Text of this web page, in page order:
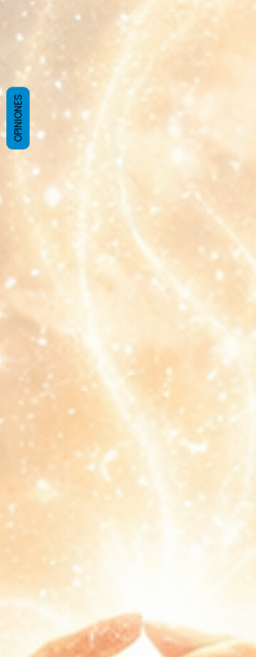
OPINIONES